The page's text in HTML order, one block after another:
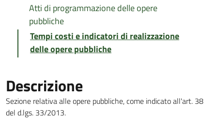
Atti di programmazione delle opere
pubbliche
Tempi costi e indicatori di realizzazione
delle opere pubbliche
Descrizione
Sezione relativa alle opere pubbliche, come indicato all'art. 38
del d.lgs. 33/2013.